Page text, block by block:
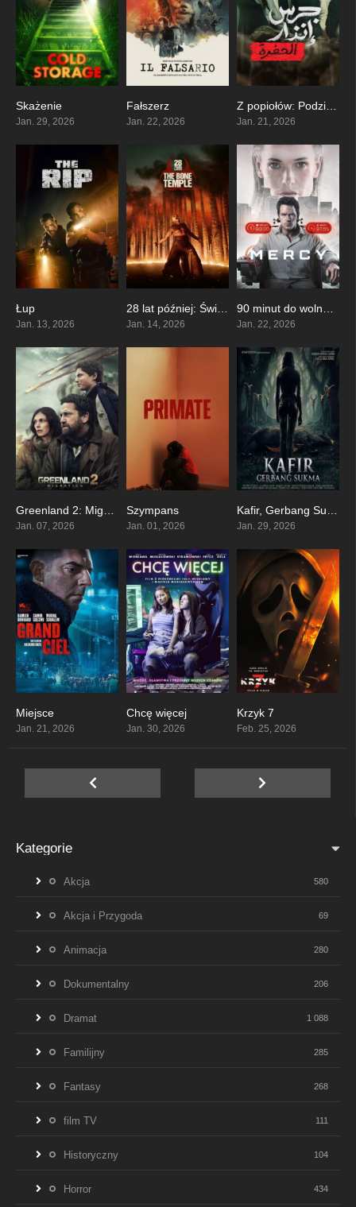
Skażenie
Jan. 29, 2026
Fałszerz
Jan. 22, 2026
0
Z popiołów: Podziemna pułapka
Jan. 21, 2026
Łup
Jan. 13, 2026
7.7
28 lat później: Świątynia kości
Jan. 14, 2026
0
Jan. 22, 2026
0
Greenland 2: Migration
Jan. 07, 2026
Szympans
Jan. 01, 2026
0
Kafir, Gerbang Sukma
Jan. 29, 2026
Miejsce
Jan. 21, 2026
Chcę więcej
Jan. 30, 2026
Krzyk 7
Feb. 25, 2026
Kategorie
Akcja 580
Akcja i Przygoda 69
Animacja 280
Dokumentalny 206
Dramat 1 088
Familijny 285
Fantasy 268
film TV 111
Historyczny 104
Horror 434